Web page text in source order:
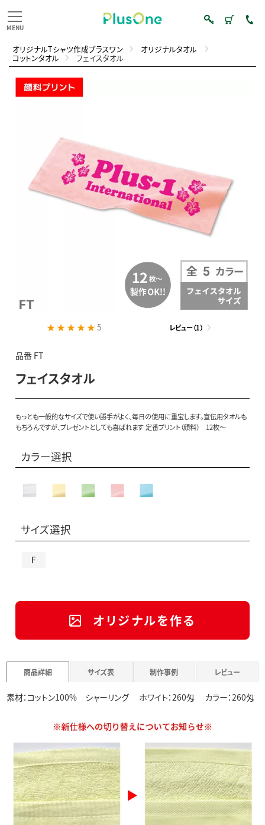
オリジナルTシャツ作成プラスワン オリジナルタオル
コットンタオル フェイスタオル
★ ★ ★ ★ ★5 レビュー（1）
品番 FT
フェイスタオル
もっとも一般的なサイズで使い勝手がよく、毎日の使用に重宝します。宣伝用タオルも
もちろんですが、プレゼントとしても喜ばれます 定番プリント（顔料） 12枚～
カラー選択
サイズ選択
F
オリジナルを作る
商品詳細 サイズ表 制作事例 レビュー
素材：コットン100% シャーリング ホワイト：260匁 カラー：260匁